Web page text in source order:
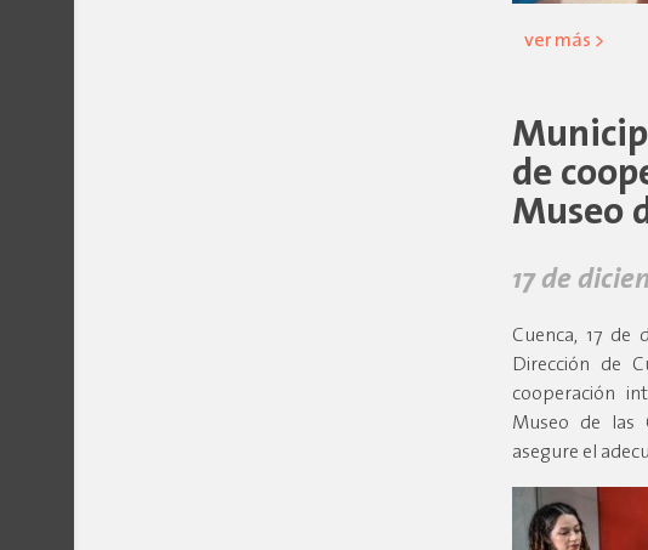
ver más >
de
Museo
17 de
Cuenca, 17 de
Dirección de
cooperación
Museo de las
asegure el